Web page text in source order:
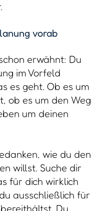
vorab
erwähnt: Du
im Vorfeld
es geht. Ob es um
ob es um den Weg
um deinen
wie du den
willst. Suche dir
für dich wirklich
ausschließlich für